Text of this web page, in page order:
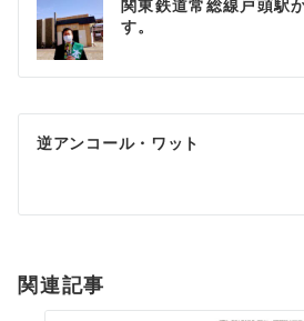
稿
ナ
ビ
ゲ
シ
ン
関東鉄道常総線戸頭駅
す。
逆アンコール・ワット
関連記事